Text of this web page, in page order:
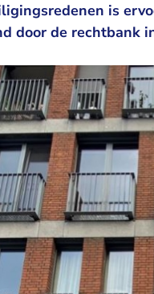
is
door de rechtbank